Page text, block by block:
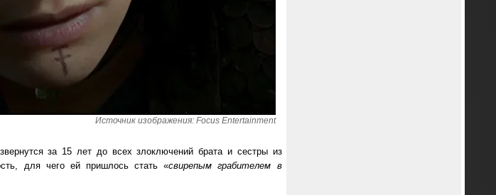
Источник изображения: Focus Entertainment
за 15 лет до всех злоключений брата и сестры из
для чего ей пришлось стать «свирепым грабителем в